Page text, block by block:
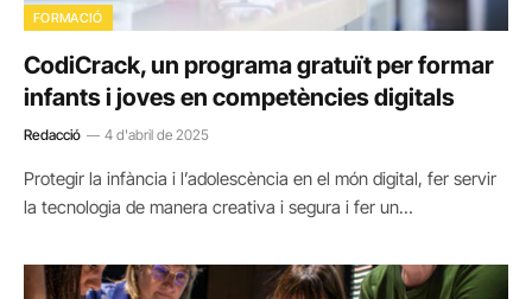
FORMACIÓ
CodiCrack, un programa gratuït per formar
infants i joves en competències digitals
Redacció 4 d'abril de 2025
Protegir la infància i l’adolescència en el món digital, fer servir
la tecnologia de manera creativa i segura i fer un…